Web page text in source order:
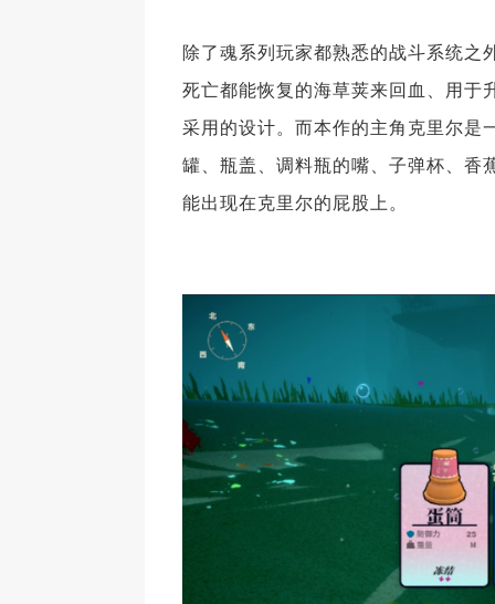
除了魂系列玩家都熟悉的战斗系统之
死亡都能恢复的海草荚来回血、用于
采用的设计。而本作的主角克里尔是
罐、瓶盖、调料瓶的嘴、子弹杯、
能出现在克里尔的屁股上。